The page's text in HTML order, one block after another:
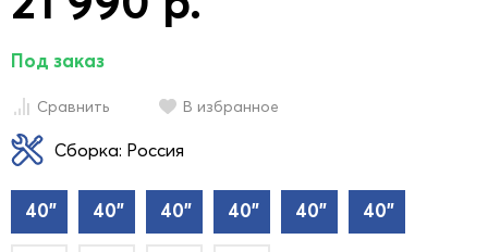
Под заказ
Сравнить В избранное
Сборка: Россия
40" 40" 40" 40" 40" 40"